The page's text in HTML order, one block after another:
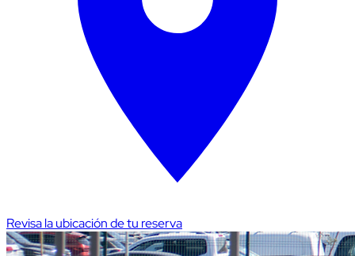
Revisa la ubicación de tu reserva